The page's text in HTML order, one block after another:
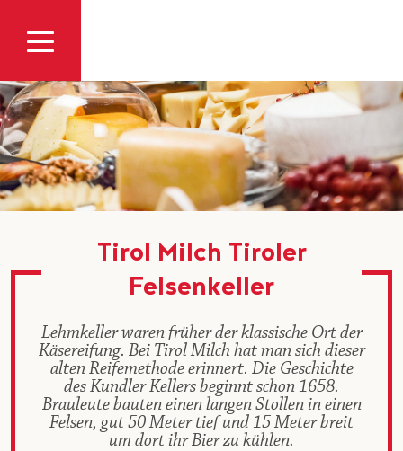
Tirol Milch Tiroler
Felsenkeller
Lehmkeller waren früher der klassische Ort der
Käsereifung. Bei Tirol Milch hat man sich dieser
alten Reifemethode erinnert. Die Geschichte
des Kundler Kellers beginnt schon 1658.
Brauleute bauten einen langen Stollen in einen
Felsen, gut 50 Meter tief und 15 Meter breit
um dort ihr Bier zu kühlen.